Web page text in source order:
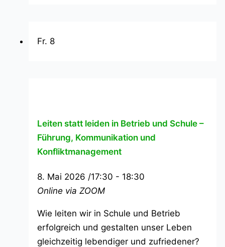
Fr. 8
Leiten statt leiden in Betrieb und Schule –
Führung, Kommunikation und
Konfliktmanagement
8. Mai 2026 /17:30 - 18:30
Online via ZOOM
Wie leiten wir in Schule und Betrieb
erfolgreich und gestalten unser Leben
gleichzeitig lebendiger und zufriedener?